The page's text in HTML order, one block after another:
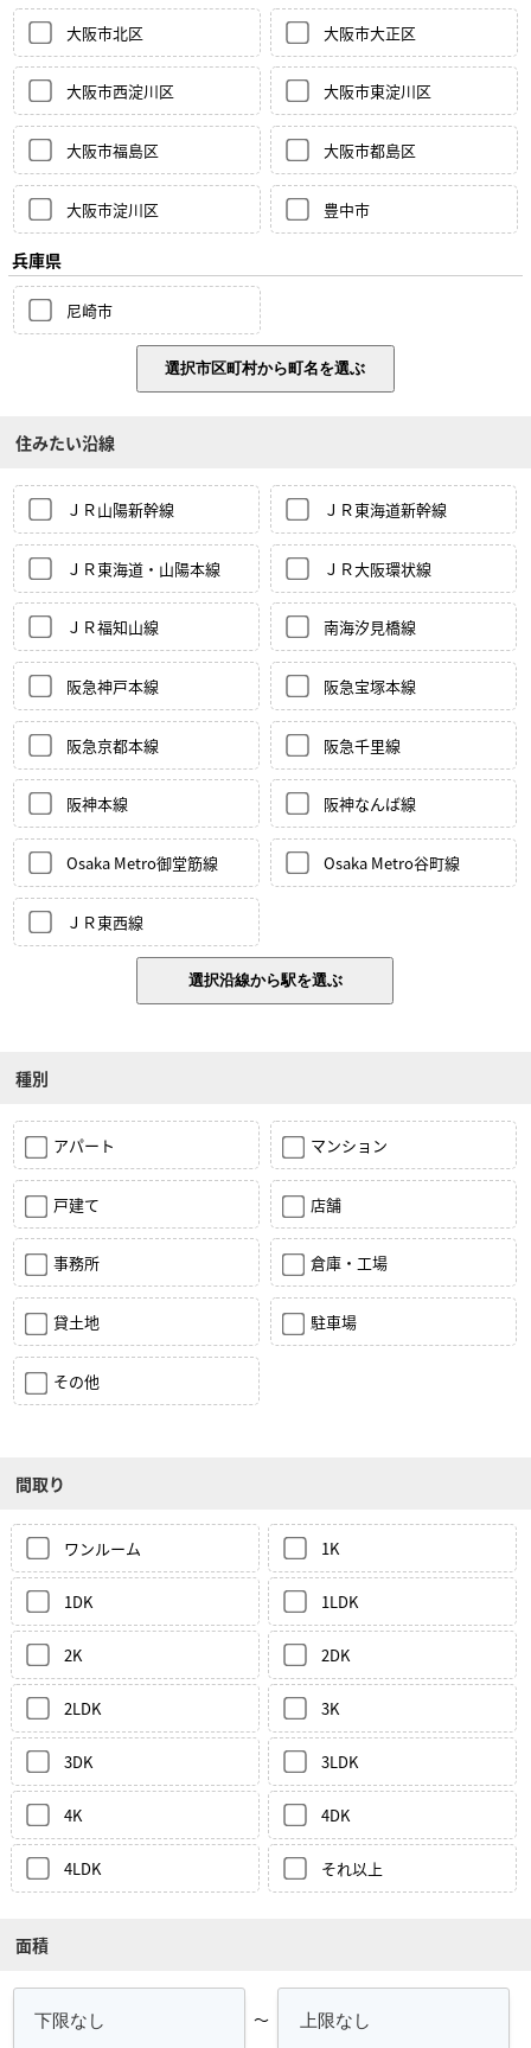
大阪市北区 大阪市大正区
大阪市西淀川区 大阪市東淀川区
大阪市福島区 大阪市都島区
大阪市淀川区 豊中市
兵庫県
尼崎市
住みたい沿線
ＪＲ山陽新幹線 ＪＲ東海道新幹線
ＪＲ東海道・山陽本線 ＪＲ大阪環状線
ＪＲ福知山線 南海汐見橋線
阪急神戸本線 阪急宝塚本線
阪急京都本線 阪急千里線
阪神本線 阪神なんば線
Osaka Metro御堂筋線 Osaka Metro谷町線
ＪＲ東西線
種別
アパート マンション
戸建て 店舗
事務所 倉庫・工場
貸土地 駐車場
その他
間取り
ワンルーム 1K
1DK 1LDK
2K 2DK
2LDK 3K
3DK 3LDK
4K 4DK
4LDK それ以上
面積
～